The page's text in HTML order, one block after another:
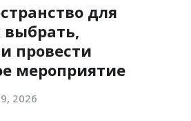
для
выбрать,
провести
мероприятие
2026